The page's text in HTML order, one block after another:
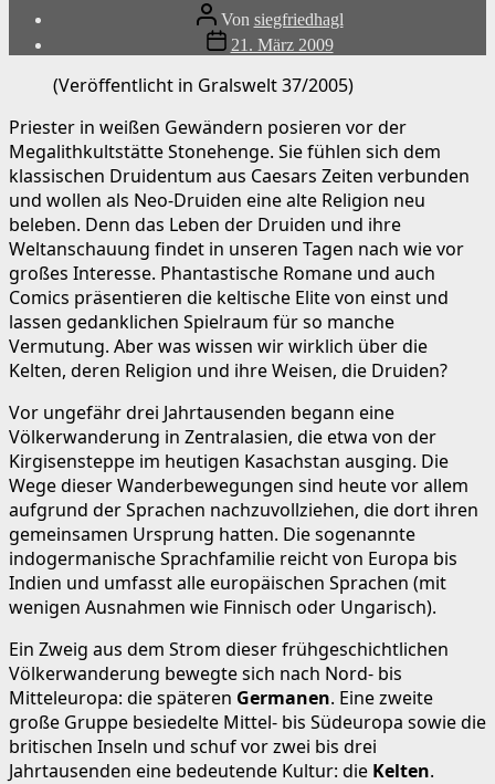
Beitragsautor
Von siegfriedhagl
Beitragsdatum
21. März 2009
(Veröffentlicht in Gralswelt 37/2005)
Priester in weißen Gewändern posieren vor der
Megalithkultstätte Stonehenge. Sie fühlen sich dem
klassischen Druidentum aus Caesars Zeiten verbunden
und wollen als Neo-Druiden eine alte Religion neu
beleben. Denn das Leben der Druiden und ihre
Weltanschauung findet in unseren Tagen nach wie vor
großes Interesse. Phantastische Romane und auch
Comics präsentieren die keltische Elite von einst und
lassen gedanklichen Spielraum für so manche
Vermutung. Aber was wissen wir wirklich über die
Kelten, deren Religion und ihre Weisen, die Druiden?
Vor ungefähr drei Jahrtausenden begann eine
Völkerwanderung in Zentralasien, die etwa von der
Kirgisensteppe im heutigen Kasachstan ausging. Die
Wege dieser Wanderbewegungen sind heute vor allem
aufgrund der Sprachen nachzuvollziehen, die dort ihren
gemeinsamen Ursprung hatten. Die sogenannte
indogermanische Sprachfamilie reicht von Europa bis
Indien und umfasst alle europäischen Sprachen (mit
wenigen Ausnahmen wie Finnisch oder Ungarisch).
Ein Zweig aus dem Strom dieser frühgeschichtlichen
Völkerwanderung bewegte sich nach Nord- bis
Mitteleuropa: die späteren Germanen. Eine zweite
große Gruppe besiedelte Mittel- bis Südeuropa sowie die
britischen Inseln und schuf vor zwei bis drei
Jahrtausenden eine bedeutende Kultur: die Kelten.